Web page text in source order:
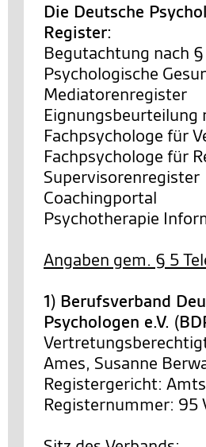
Die Deutsche
Register:
Begutachtung nach
Psychologische
Mediatorenregister
Eignungsbeurteilung
Fachpsychologe für
Fachpsychologe für
Supervisorenregister
Coachingportal
Psychotherapie
Angaben gem. § 5
1) Berufsverband
Psychologen e.V.
Ames, Susanne
Registergericht:
Registernummer: 95